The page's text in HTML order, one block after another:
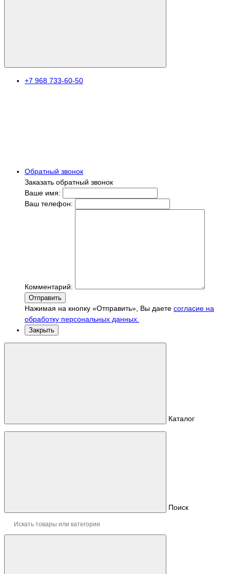
+7 968 733-60-50
Обратный звонок
Заказать обратный звонок
Ваше имя:
Ваш телефон:
Комментарий:
Отправить
Нажимая на кнопку «Отправить», Вы даете согласие на
обработку персональных данных.
Закрыть
Каталог
Поиск